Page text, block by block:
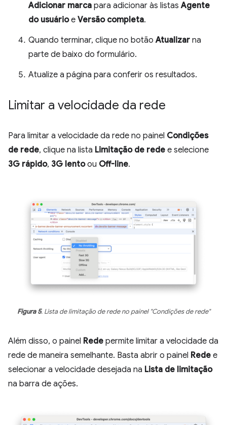
Adicionar marca para adicionar às listasAgente
do usuárioe Versão completa.
Quando terminar, clique no botãoAtualizar na
parte de baixo do formulário.
Atualize a página para conferir os resultados.
Limitar a velocidade da rede
Para limitar a velocidade da rede no painel Condições
de rede, clique na lista Limitação de rede e selecione
3G rápido, 3G lentoou Off-line.
Figura 5. Lista de limitação de rede no painel "Condições de rede"
Além disso, o painel Rede permite limitar a velocidade da
rede de maneira semelhante. Basta abrir o painel Rede e
selecionar a velocidade desejada na Lista de limitação
na barra de ações.